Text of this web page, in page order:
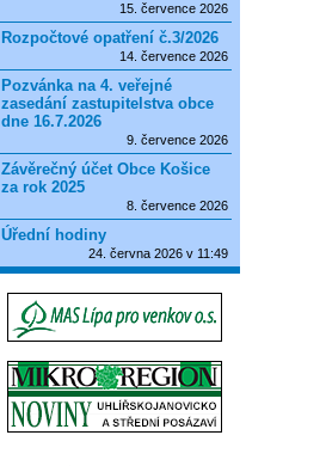
15. července 2026
Rozpočtové opatření č.3/2026
14. července 2026
Pozvánka na 4. veřejné
zasedání zastupitelstva obce
dne 16.7.2026
9. července 2026
Závěrečný účet Obce Košice
za rok 2025
8. července 2026
Úřední hodiny
24. června 2026 v 11:49